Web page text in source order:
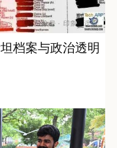
档案与政治透明